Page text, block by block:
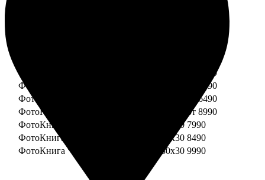
ФотоКнига "Премиум" 20x30
от 4990
ФотоКнига "Премиум" 25x25
от 5990
ФотоКнига "Премиум" 30x30
от 6490
ФотоКнига "Премиум" 30x45
от 8990
ФотоКнига "Премиум" Свадебная 20x20 7990
ФотоКнига "Премиум" Свадебная 20x30 8490
ФотоКнига "Премиум" Свадебная 30x30 9990